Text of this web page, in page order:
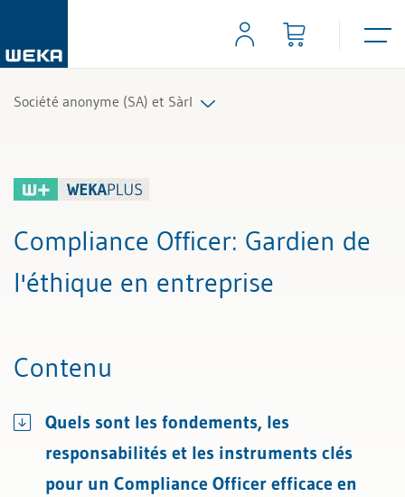
Société anonyme (SA) et Sàrl
Tous les experts
Compliance Officer: Gardien de
l'éthique en entreprise
Contenu
Quels sont les fondements, les
responsabilités et les instruments clés
pour un Compliance Officer efficace en